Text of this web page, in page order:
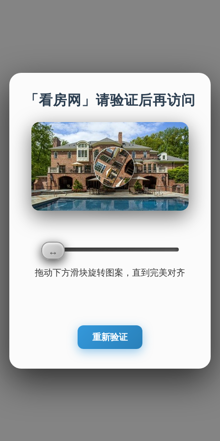
「看房网」请验证后再访问
拖动下方滑块旋转图案，直到完美对齐
重新验证